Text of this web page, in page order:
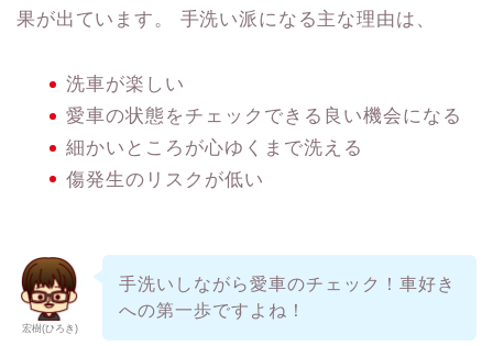
果が出ています。 手洗い派になる主な理由は、
洗車が楽しい
愛車の状態をチェックできる良い機会になる
細かいところが心ゆくまで洗える
傷発生のリスクが低い
宏樹(ひろき)
手洗いしながら愛車のチェック！車好き
への第一歩ですよね！